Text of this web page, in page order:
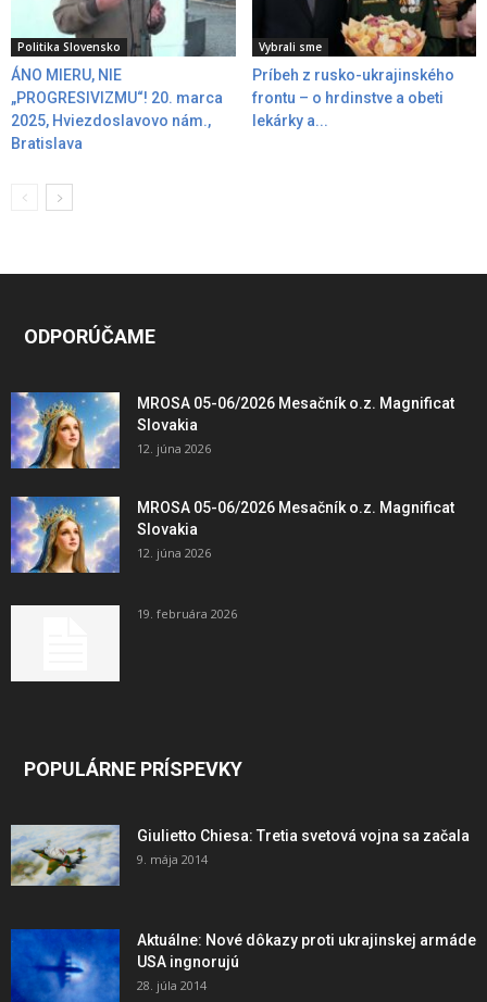
Politika Slovensko
ÁNO MIERU, NIE
„PROGRESIVIZMU“! 20. marca
2025, Hviezdoslavovo nám.,
Bratislava
Vybrali sme
Príbeh z rusko-ukrajinského
frontu – o hrdinstve a obeti
lekárky a...
ODPORÚČAME
MROSA 05-06/2026 Mesačník o.z. Magnificat
Slovakia
12. júna 2026
MROSA 05-06/2026 Mesačník o.z. Magnificat
Slovakia
12. júna 2026
19. februára 2026
POPULÁRNE PRÍSPEVKY
Giulietto Chiesa: Tretia svetová vojna sa začala
9. mája 2014
Aktuálne: Nové dôkazy proti ukrajinskej armáde
USA ingnorujú
28. júla 2014